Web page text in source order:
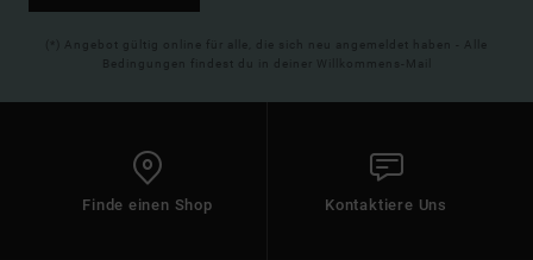
(*) Angebot gültig online für alle, die sich neu angemeldet haben - Alle
Bedingungen findest du in deiner Willkommens-Mail
Finde einen Shop Kontaktiere Uns